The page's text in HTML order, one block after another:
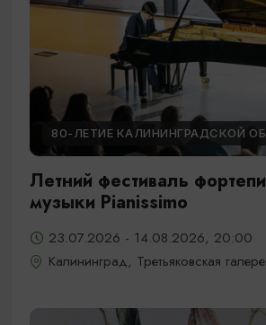
80-ЛЕТИЕ КАЛИНИНГРАДСКОЙ
Летний фестиваль
музыки Pianissimo
23.07.2026 - 14.08.2026, 20:00
Калининград, Третьяковская